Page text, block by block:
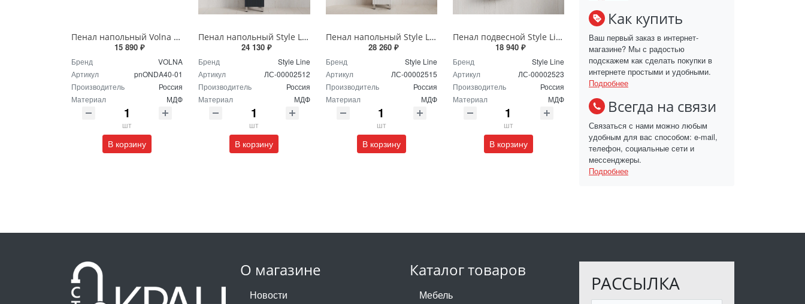
Пенал напольный Volna Onda 40 tpONDA80.2Y-01 белый
15 890 ₽
Бренд
VOLNA
Артикул
pnONDA40-01
Производитель
Россия
Материал
МДФ
шт
В корзину
Пенал напольный Style Line МАРОККО 36 см ЛС-00002512 графит
24 130 ₽
Бренд
Style Line
Артикул
ЛС-00002512
Производитель
Россия
Материал
МДФ
шт
В корзину
Пенал напольный Style Line МАРОККО 36 см ЛС-00002515 белый матовый
28 260 ₽
Бренд
Style Line
Артикул
ЛС-00002515
Производитель
Россия
Материал
МДФ
шт
В корзину
Пенал подвесной Style Line МАРОККО 36 см ЛС-00002523 белый матовый
18 940 ₽
Бренд
Style Line
Артикул
ЛС-00002523
Производитель
Россия
Материал
МДФ
шт
В корзину
Как купить
Ваш первый заказ в интернет-
магазине? Мы с радостью
подскажем как сделать покупки в
интернете простыми и удобными.
Подробнее
Всегда на связи
Связаться с нами можно любым
удобным для вас способом: e-mail,
телефон, социальные сети и
мессенджеры.
Подробнее
О магазине
Новости
Каталог товаров
Мебель
РАССЫЛКА